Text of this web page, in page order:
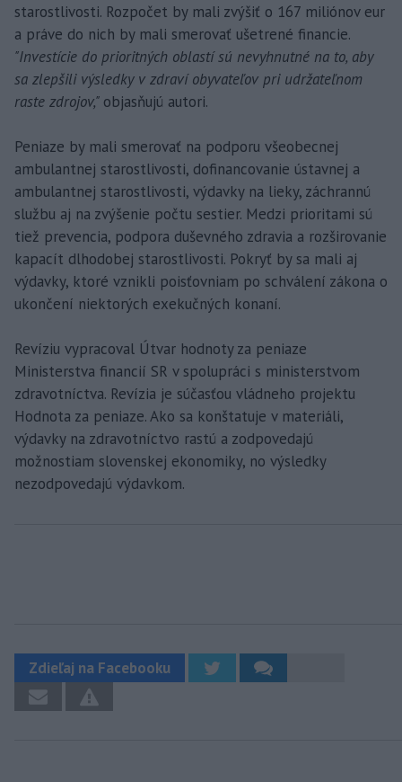
starostlivosti. Rozpočet by mali zvýšiť o 167 miliónov eur
a práve do nich by mali smerovať ušetrené financie.
"Investície do prioritných oblastí sú nevyhnutné na to, aby
sa zlepšili výsledky v zdraví obyvateľov pri udržateľnom
raste zdrojov," objasňujú autori.
Peniaze by mali smerovať na podporu všeobecnej
ambulantnej starostlivosti, dofinancovanie ústavnej a
ambulantnej starostlivosti, výdavky na lieky, záchrannú
službu aj na zvýšenie počtu sestier. Medzi prioritami sú
tiež prevencia, podpora duševného zdravia a rozširovanie
kapacít dlhodobej starostlivosti. Pokryť by sa mali aj
výdavky, ktoré vznikli poisťovniam po schválení zákona o
ukončení niektorých exekučných konaní.
Revíziu vypracoval Útvar hodnoty za peniaze
Ministerstva financií SR v spolupráci s ministerstvom
zdravotníctva. Revízia je súčasťou vládneho projektu
Hodnota za peniaze. Ako sa konštatuje v materiáli,
výdavky na zdravotníctvo rastú a zodpovedajú
možnostiam slovenskej ekonomiky, no výsledky
nezodpovedajú výdavkom.
Zdieľaj na Facebooku